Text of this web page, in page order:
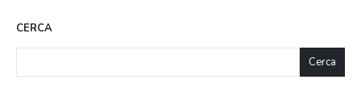
CERCA
Cerca